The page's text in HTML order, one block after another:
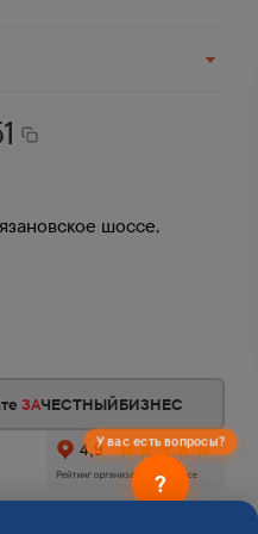
шоссе,
ЗАЧЕСТНЫЙБИЗНЕС
права защищены
У вас есть вопросы?
?